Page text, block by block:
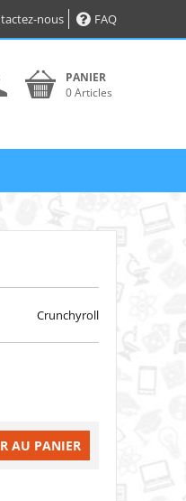
nous FAQ
PANIER
0 Articles
Crunchyroll
AU PANIER